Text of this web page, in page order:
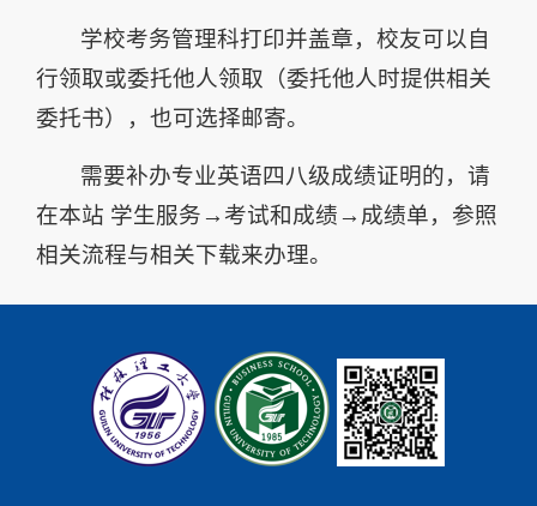
学校考务管理科打印并盖章，校友可以自
行领取或委托他人领取（委托他人时提供相关
委托书），也可选择邮寄。
需要补办专业英语四八级成绩证明的，请
在本站 学生服务→考试和成绩→成绩单，参照
相关流程与相关下载来办理。